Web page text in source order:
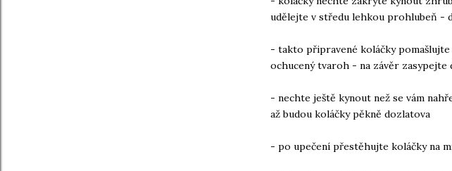
udělejte v středu lehkou prohlubeň -
- takto připravené koláčky
ochucený tvaroh - na závěr zasypejte
- nechte ještě kynout než se vám
až budou koláčky pěkně dozlatova
- po upečení přestěhujte koláčky na